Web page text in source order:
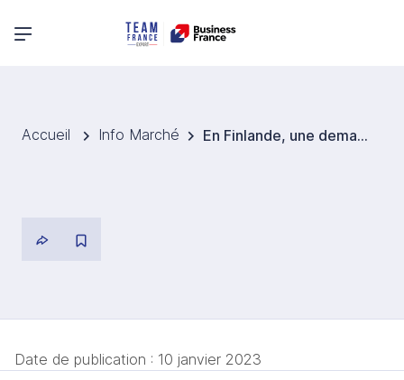
Menu principal
Accueil Info Marché En Finlande, une demande de vigilance pour les citoyens liés aux cyberattaques
Date de publication : 10 janvier 2023